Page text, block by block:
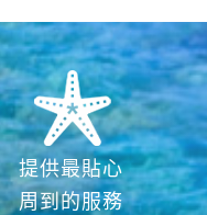
提供最貼心
周到的服務